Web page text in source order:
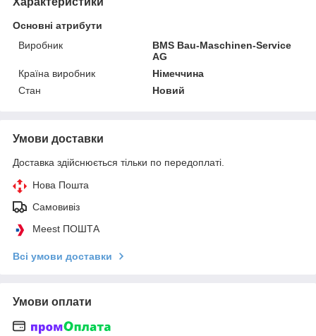
Основні атрибути
Виробник
BMS Bau-Maschinen-Service
AG
Країна виробник
Німеччина
Стан
Новий
Умови доставки
Доставка здійснюється тільки по передоплаті.
Нова Пошта
Самовивіз
Meest ПОШТА
Всі умови доставки
Умови оплати